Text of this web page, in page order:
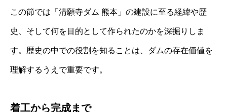
この節では「清願寺ダム 熊本」の建設に至る経緯や歴
史、そして何を目的として作られたのかを深掘りしま
す。歴史の中での役割を知ることは、ダムの存在価値を
理解するうえで重要です。
着工から完成まで